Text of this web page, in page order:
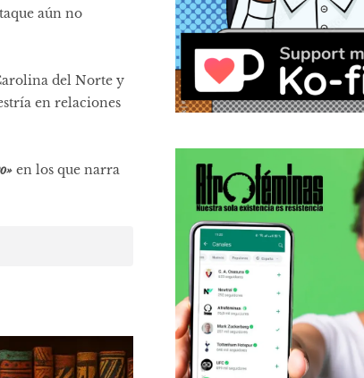
aún no
del Norte y
en relaciones
en los que narra